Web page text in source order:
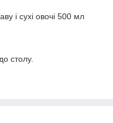
і сухі овочі 500 мл
столу.